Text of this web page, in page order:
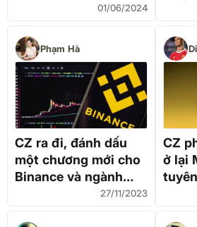
01/06/2024
Phạm Hà
CZ ra đi, đánh dấu
một chương mới cho
Binance và ngành
công nghiệp tiền27/11/2023
CZ
ở lại